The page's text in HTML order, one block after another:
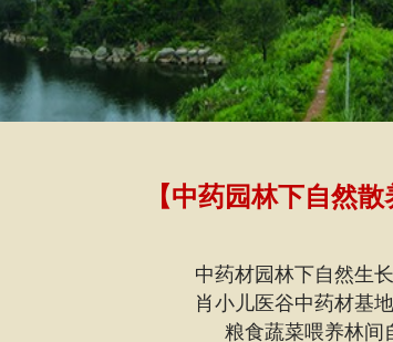
【中药园林下自然散
中药材园林下自然生
肖小儿医谷中药材基
粮食蔬菜喂养林间